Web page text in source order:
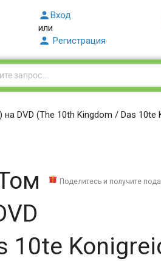
Вход
или
 Регистрация
DVD (The 10th Kingdom / Das 10te
Поделитесь и получите
10te